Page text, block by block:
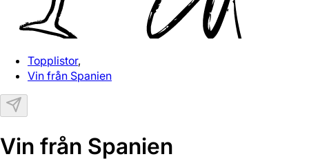
Topplistor,
Vin från Spanien
Vin från Spanien